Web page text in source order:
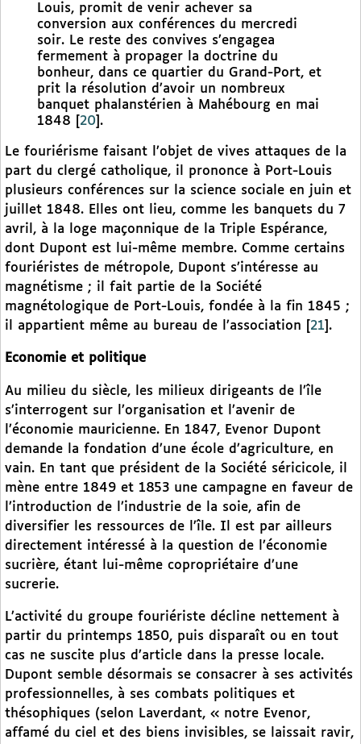
Louis, promit de venir achever sa
conversion aux conférences du mercredi
soir. Le reste des convives s’engagea
fermement à propager la doctrine du
bonheur, dans ce quartier du Grand-Port, et
prit la résolution d’avoir un nombreux
banquet phalanstérien à Mahébourg en mai
1848
20 .
Le fouriérisme faisant l’objet de vives attaques de la
part du clergé catholique, il prononce à Port-Louis
plusieurs conférences sur la science sociale en juin et
juillet 1848. Elles ont lieu, comme les banquets du 7
avril, à la loge maçonnique de la Triple Espérance,
dont Dupont est lui-même membre. Comme certains
fouriéristes de métropole, Dupont s’intéresse au
magnétisme ; il fait partie de la Société
magnétologique de Port-Louis, fondée à la fin 1845 ;
il appartient même au bureau de l’association
21 .
Economie et politique
Au milieu du siècle, les milieux dirigeants de l’île
s’interrogent sur l’organisation et l’avenir de
l’économie mauricienne. En 1847, Evenor Dupont
demande la fondation d’une école d’agriculture, en
vain. En tant que président de la Société séricicole, il
mène entre 1849 et 1853 une campagne en faveur de
l’introduction de l’industrie de la soie, afin de
diversifier les ressources de l’île. Il est par ailleurs
directement intéressé à la question de l’économie
sucrière, étant lui-même copropriétaire d’une
sucrerie.
L’activité du groupe fouriériste décline nettement à
partir du printemps 1850, puis disparaît ou en tout
cas ne suscite plus d’article dans la presse locale.
Dupont semble désormais se consacrer à ses activités
professionnelles, à ses combats politiques et
thésophiques (selon Laverdant, « notre Evenor,
affamé du ciel et des biens invisibles, se laissait ravir,